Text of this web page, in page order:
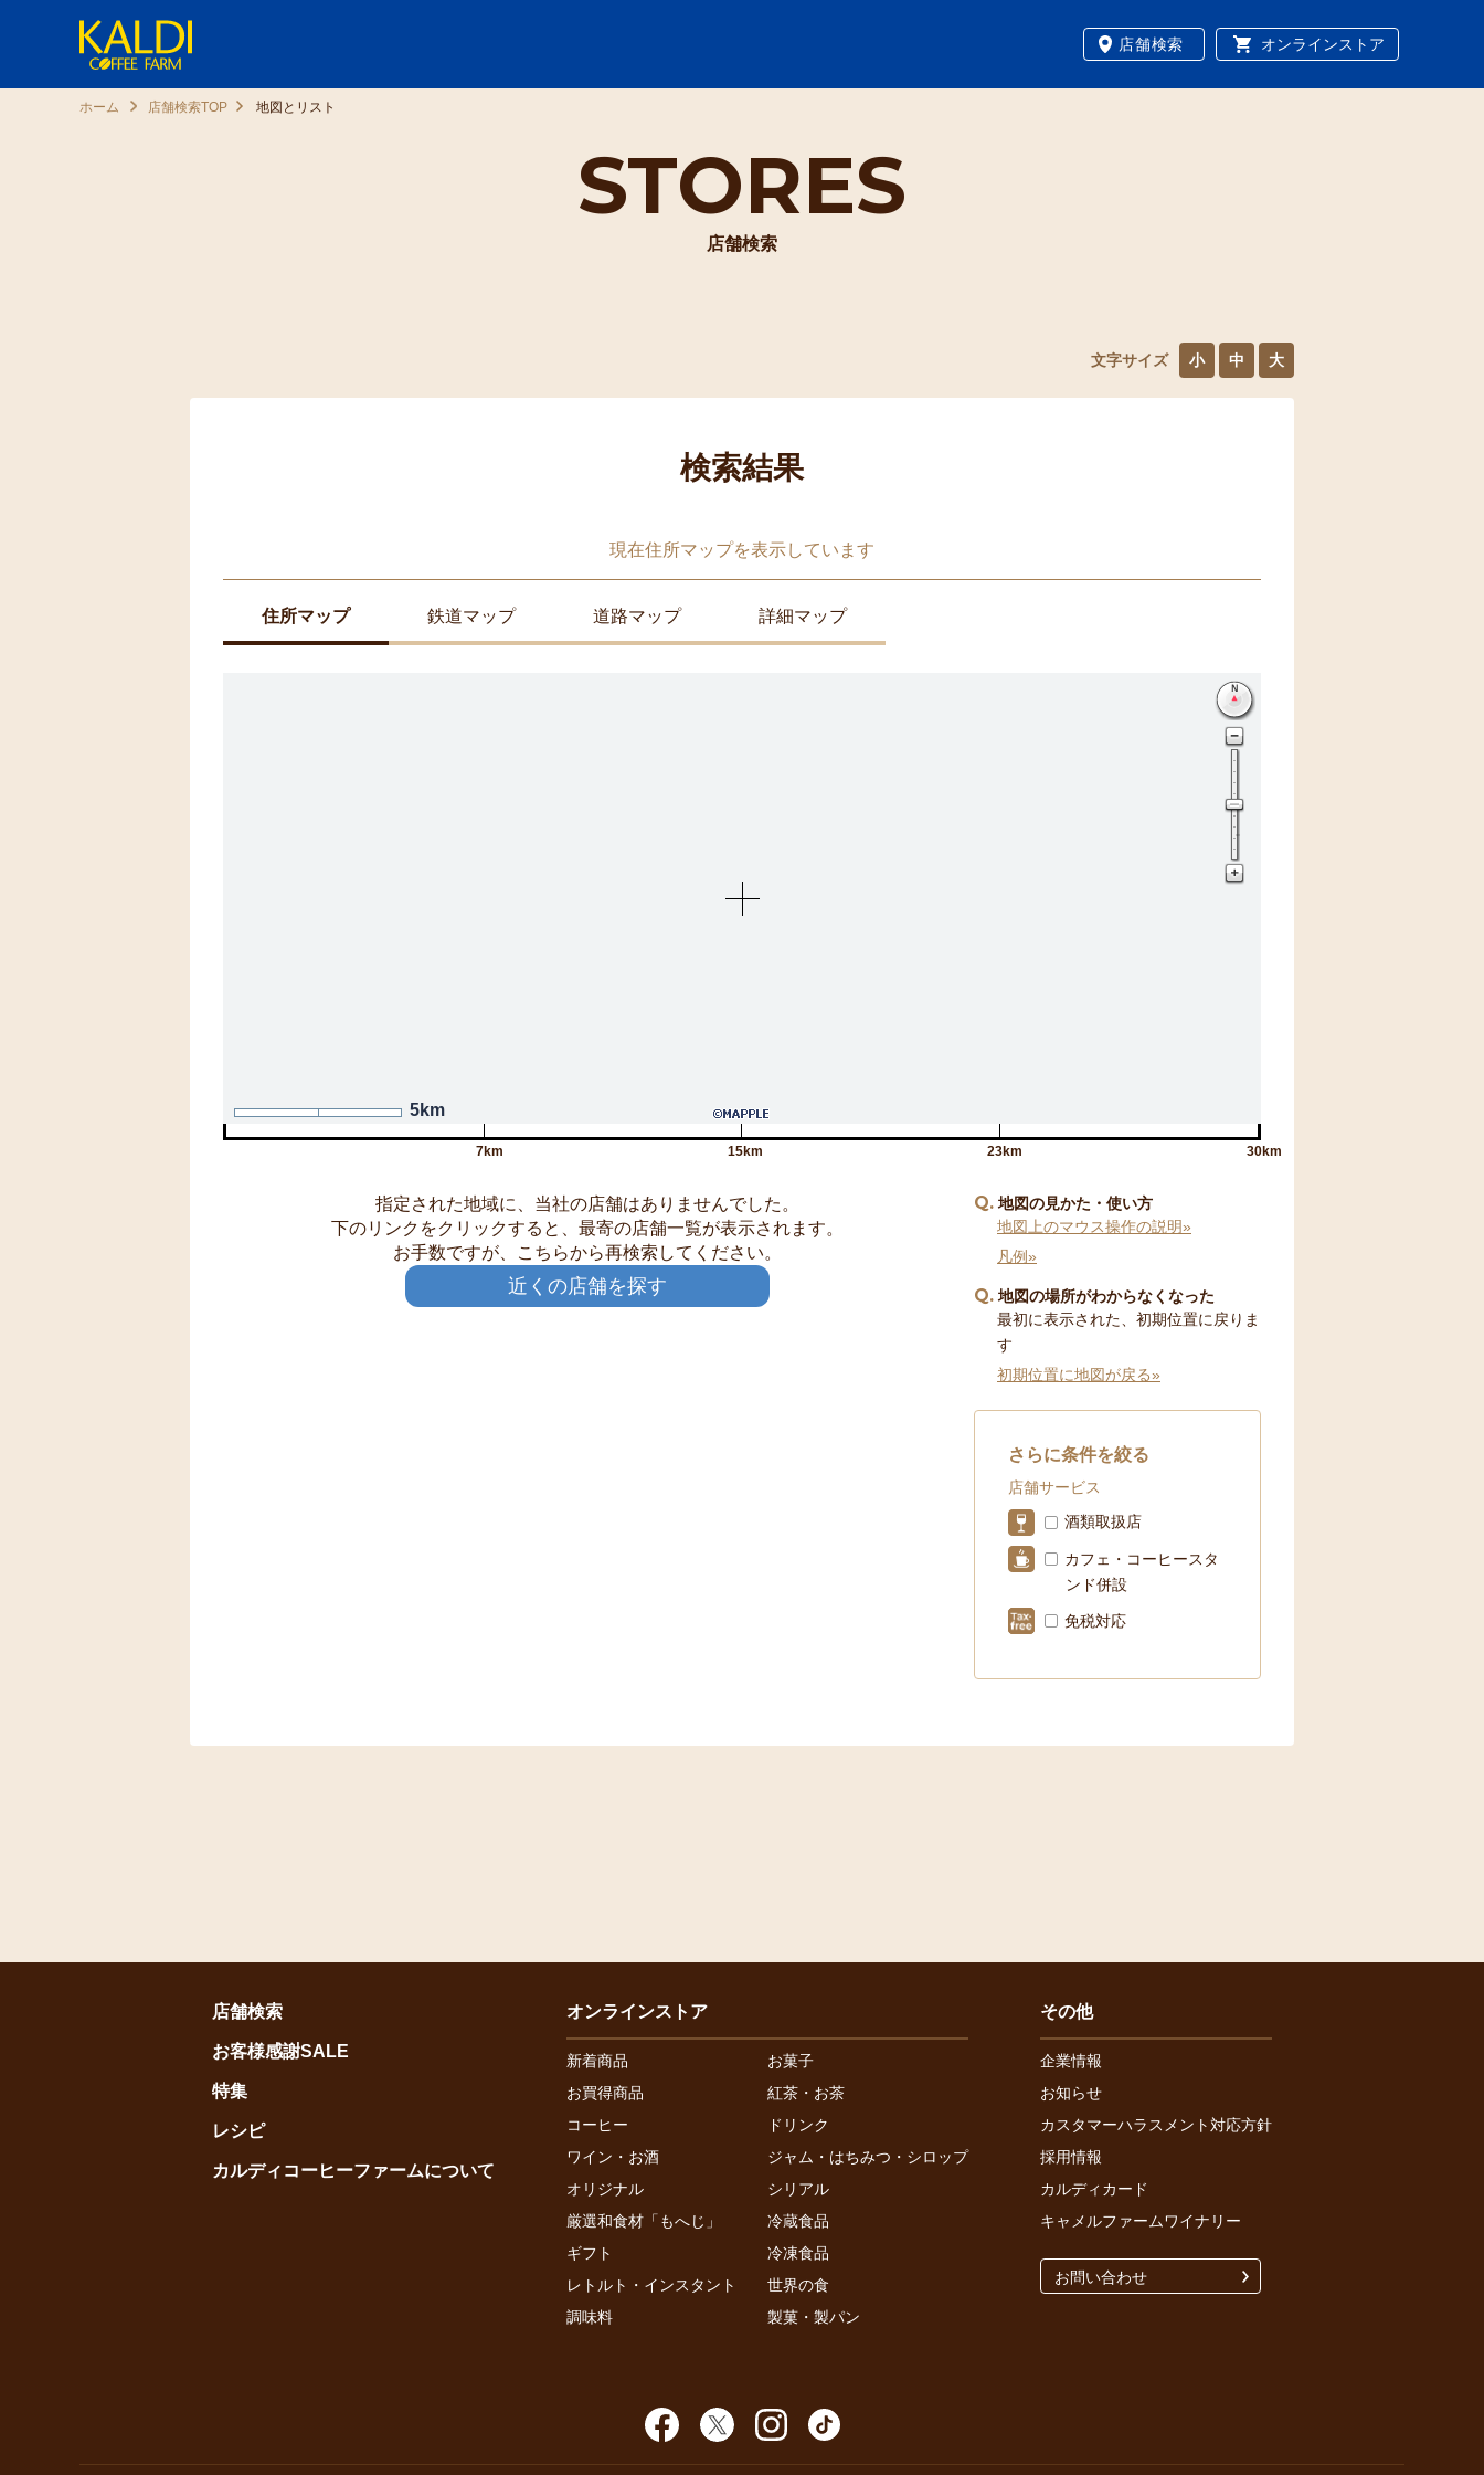
店舗検索 オンラインストア
STORES
店舗検索
ホーム 店舗検索TOP 地図とリスト
文字サイズ 小 中 大
検索結果
現在住所マップを表示しています
住所マップ 鉄道マップ 道路マップ 詳細マップ
5km
7km 15km 23km 30km
指定された地域に、当社の店舗はありませんでした。
下のリンクをクリックすると、最寄の店舗一覧が表示されます。
お手数ですが、こちらから再検索してください。
近くの店舗を探す
Q 地図の見かた・使い方
地図上のマウス操作の説明»
凡例»
Q 地図の場所がわからなくなった
最初に表示された、初期位置に戻りま
す
初期位置に地図が戻る»
さらに条件を絞る
店舗サービス
酒類取扱店
カフェ・コーヒースタ
ンド併設
免税対応
店舗検索
お客様感謝SALE
特集
レシピ
カルディコーヒーファームについて
オンラインストア
新着商品
お菓子
お買得商品
紅茶・お茶
コーヒー
ドリンク
ワイン・お酒
ジャム・はちみつ・シロップ
オリジナル
シリアル
厳選和食材「もへじ」
冷蔵食品
ギフト
冷凍食品
レトルト・インスタント
世界の食
調味料
製菓・製パン
その他
企業情報
お知らせ
カスタマーハラスメント対応方針
採用情報
カルディカード
キャメルファームワイナリー
お問い合わせ